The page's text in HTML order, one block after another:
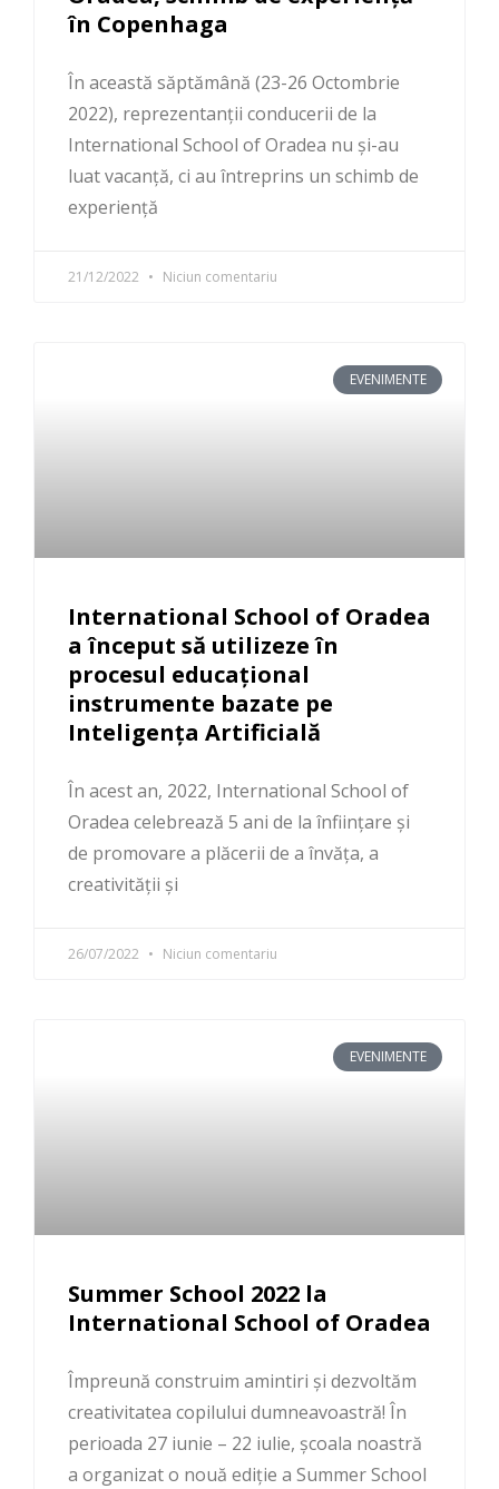
în Copenhaga
În această săptămână (23-26 Octombrie
2022), reprezentanții conducerii de la
International School of Oradea nu și-au
luat vacanță, ci au întreprins un schimb de
experiență
21/12/2022 Niciun comentariu
EVENIMENTE
International School of Oradea
a început să utilizeze în
procesul educațional
instrumente bazate pe
Inteligența Artificială
În acest an, 2022, International School of
Oradea celebrează 5 ani de la înființare și
de promovare a plăcerii de a învăța, a
creativității și
26/07/2022 Niciun comentariu
EVENIMENTE
Summer School 2022 la
International School of Oradea
Împreună construim amintiri și dezvoltăm
creativitatea copilului dumneavoastră! În
perioada 27 iunie – 22 iulie, școala noastră
a organizat o nouă ediție a Summer School